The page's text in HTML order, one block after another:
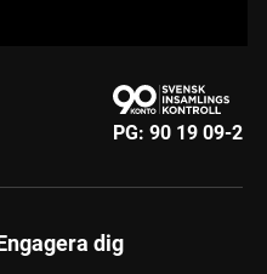
PG: 90 19 09-2
dig